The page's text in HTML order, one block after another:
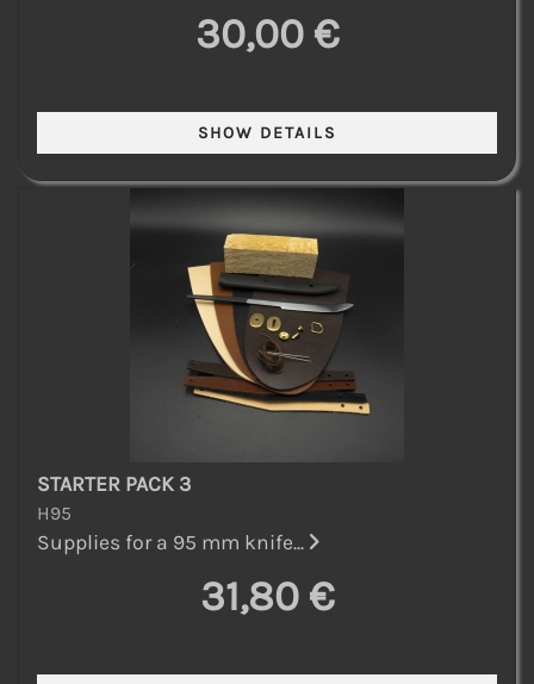
30,00 €
STARTER PACK 3
H95
Supplies for a 95 mm knife...
31,80 €